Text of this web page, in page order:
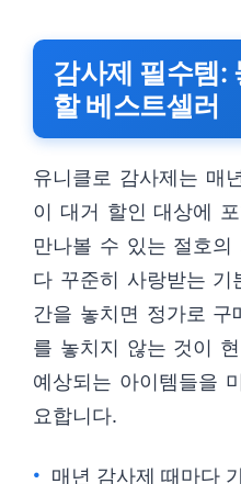
감사제 필수템:
할 베스트셀러
유니클로 감사제는 매
이 대거 할인 대상에
만나볼 수 있는 절호
다 꾸준히 사랑받는 기
간을 놓치면 정가로 구
를 놓치지 않는 것이
예상되는 아이템들을
요합니다.
매년 감사제 때마다